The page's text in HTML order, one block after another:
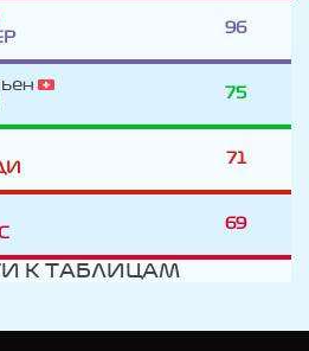
96
75
71
69
К ТАБЛИЦАМ